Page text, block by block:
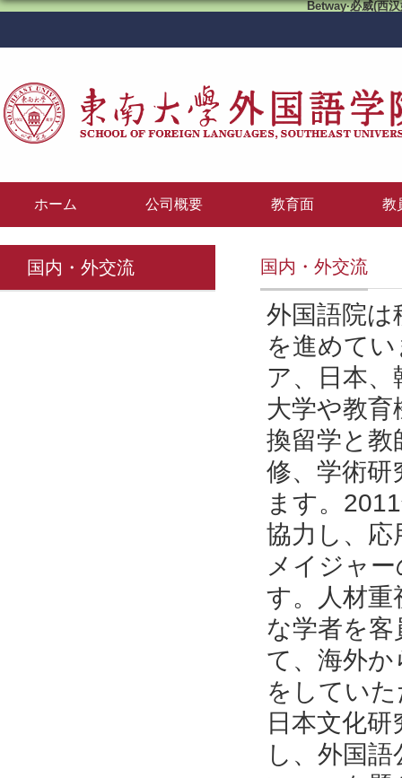
Betway·必威(西
ホーム 公司概要 教育面 教
国内・外交流 国内・外交流
外国語院は
を進めて
ア、日本
大学や教
換留学と
修、学術研
ます。
協力し、応
メイジャ
す。人材重
な学者を
て、海外
をしてい
日本文化
し、外国